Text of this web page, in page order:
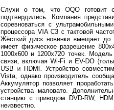
Слухи о том, что OQO готовит
подтвердились. Компания
соревноваться с
процессора VIA C3 с тактовой
Жёсткий диск новинки вмещает
имеет физическое разрешение
1000x600 и 1200x720 точек.
связи, включая Wi-Fi и EV-DO
USB и HDMI. Устройство
Vista, однако производитель
Аккумулятор позволяет
устройства маловато.
станцию с приводом DVD-RW,
неизвестно.